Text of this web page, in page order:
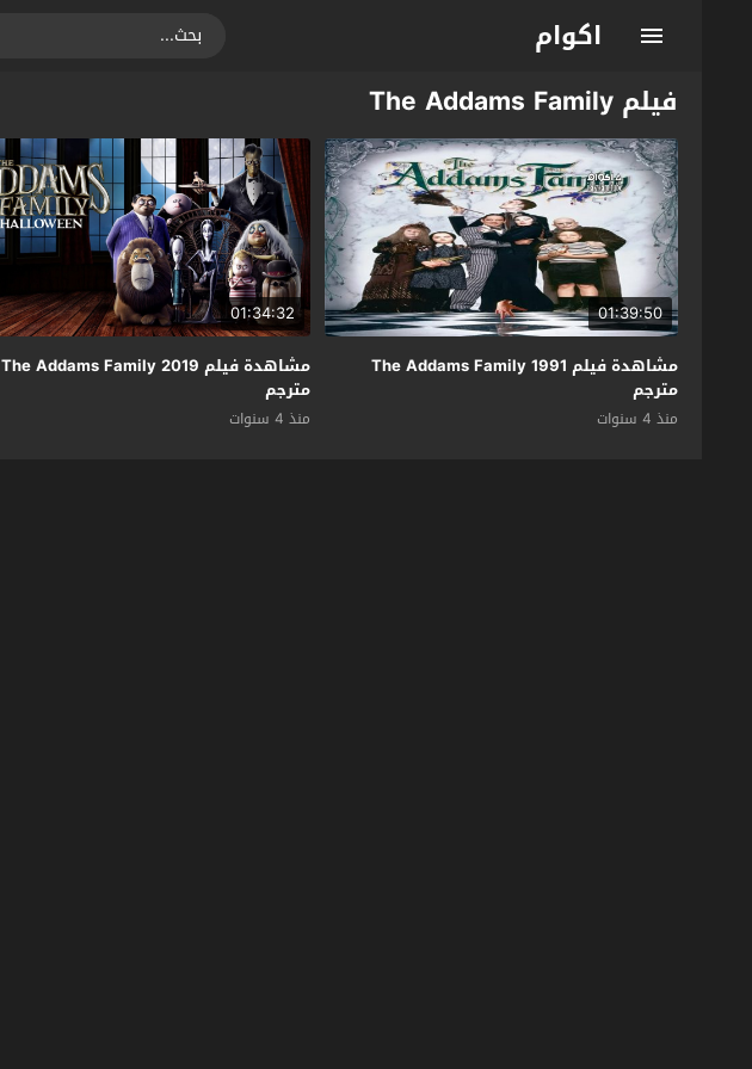
اكوام
فيلم The Addams Family
01:39:50
مشاهدة فيلم The Addams Family 1991
مترجم
منذ 4 سنوات
01:34:32
مشاهدة فيلم The Addams Family 2019
مترجم
منذ 4 سنوات